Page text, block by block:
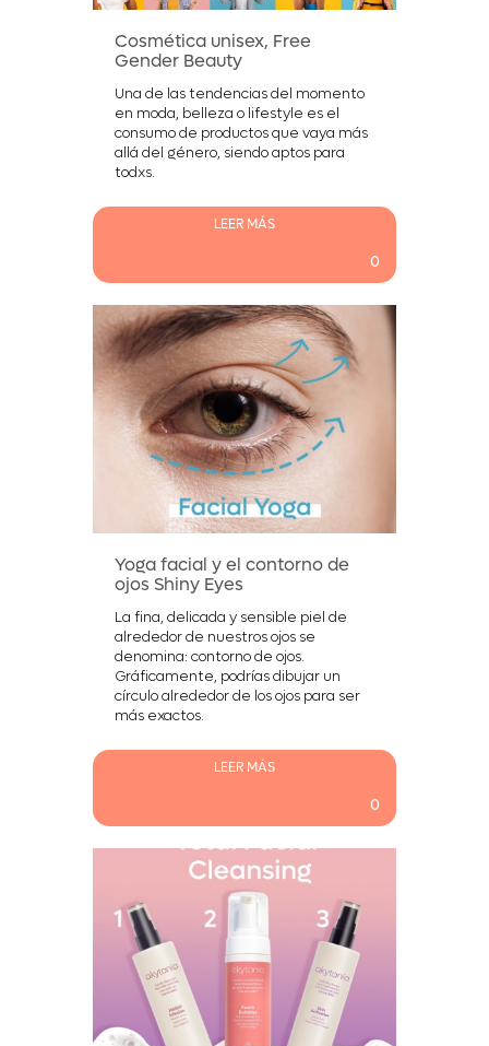
Cosmética unisex, Free
Gender Beauty
Una de las tendencias del momento
en moda, belleza o lifestyle es el
consumo de productos que vaya más
allá del género, siendo aptos para
todxs.
LEER MÁS
0
Yoga facial y el contorno de
ojos Shiny Eyes
La fina, delicada y sensible piel de
alrededor de nuestros ojos se
denomina: contorno de ojos.
Gráficamente, podrías dibujar un
círculo alrededor de los ojos para ser
más exactos.
LEER MÁS
0